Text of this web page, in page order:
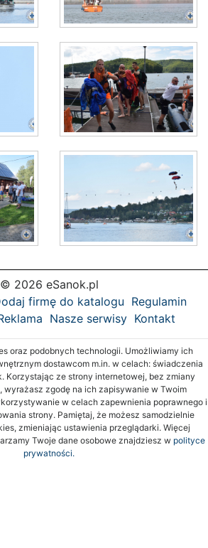
© 2026 eSanok.pl
firmę do katalogu Regulamin
Nasze serwisy Kontakt
oraz podobnych technologii. Umożliwiamy ich
dostawcom m.in. w celach: świadczenia
Korzystając ze strony internetowej, bez zmiany
wyrażasz zgodę na ich zapisywanie w Twoim
w celach zapewnienia poprawnego i
strony. Pamiętaj, że możesz samodzielnie
zmieniając ustawienia przeglądarki. Więcej
Twoje dane osobowe znajdziesz w polityce
prywatności.